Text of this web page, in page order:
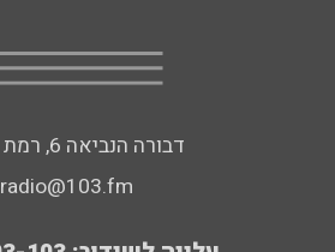
דבורה הנביאה 6, רמת השרון
radio@103.fm